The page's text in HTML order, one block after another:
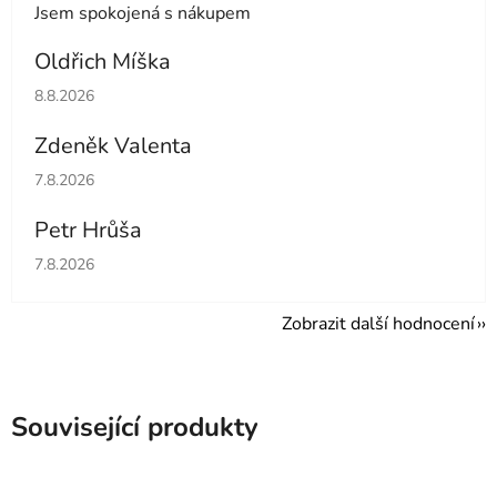
Jsem spokojená s nákupem
Oldřich Míška
Hodnocení obchodu je 5 z 5 hvězdiček.
8.8.2026
Zdeněk Valenta
Hodnocení obchodu je 5 z 5 hvězdiček.
7.8.2026
Petr Hrůša
Hodnocení obchodu je 5 z 5 hvězdiček.
7.8.2026
Zobrazit další hodnocení
Související produkty